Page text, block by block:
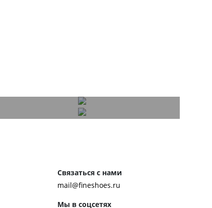
Связаться с нами
mail@fineshoes.ru
Мы в соцсетях